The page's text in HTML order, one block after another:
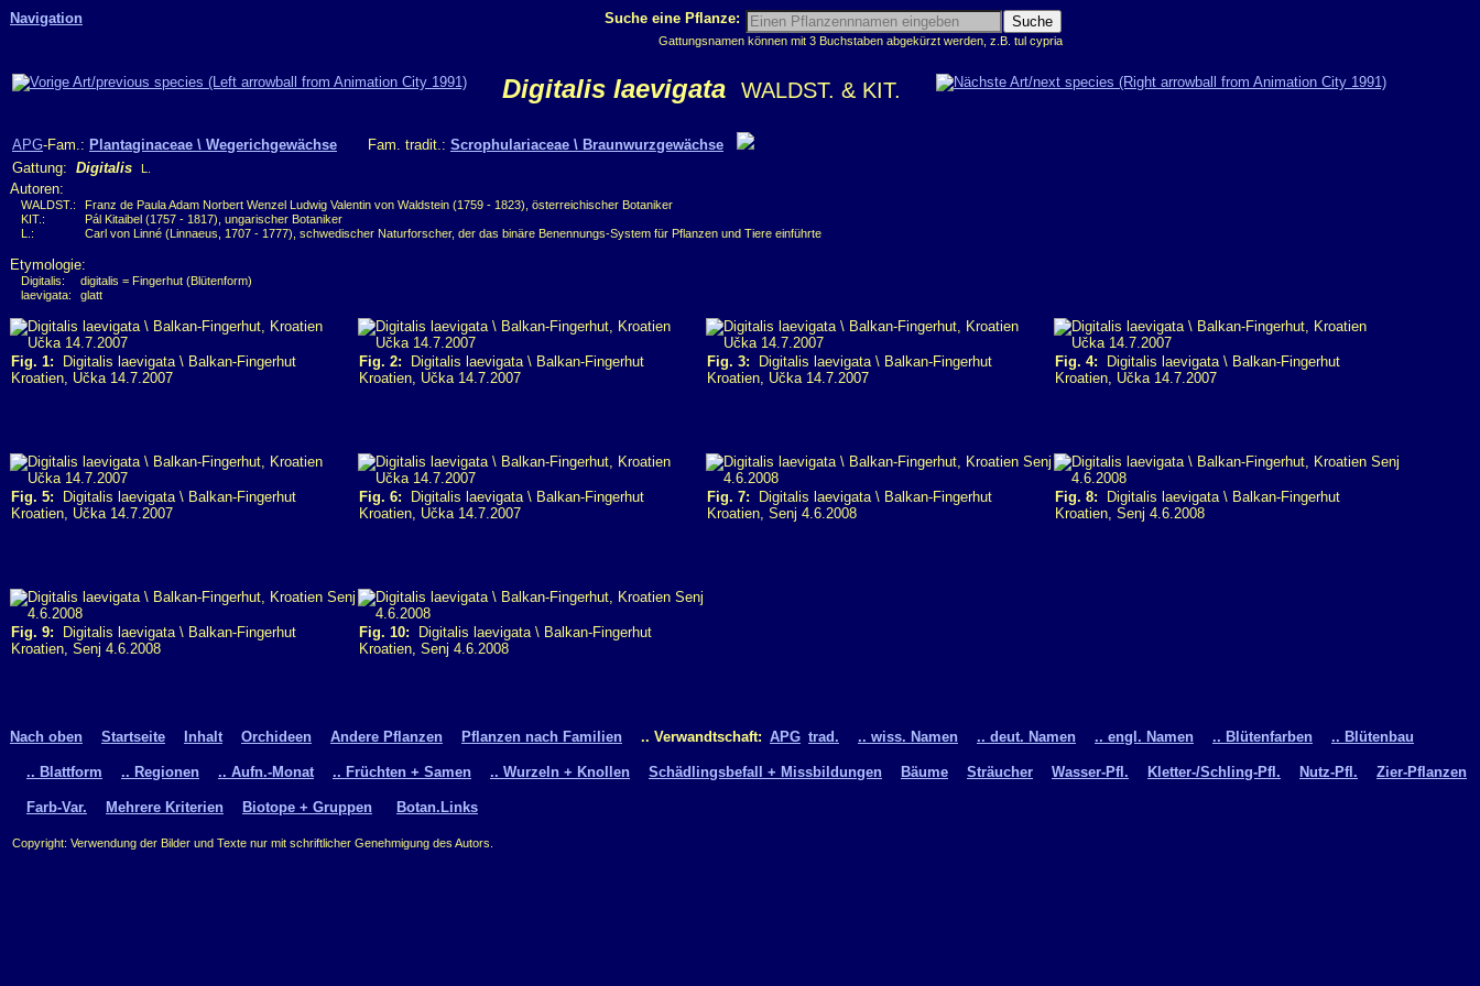
Navigation Suche eine Pflanze:
Gattungsnamen können mit 3 Buchstaben abgekürzt werden, z.B. tul cypria
Digitalis laevigata WALDST. & KIT.
APG-Fam.: Plantaginaceae \ Wegerichgewächse Fam. tradit.: Scrophulariaceae \ Braunwurzgewächse
Gattung: Digitalis L.
Autoren:
WALDST.:
Franz de Paula Adam Norbert Wenzel Ludwig Valentin von Waldstein (1759 - 1823), österreichischer Botaniker
KIT.:
Pál Kitaibel (1757 - 1817), ungarischer Botaniker
L.:
Carl von Linné (Linnaeus, 1707 - 1777), schwedischer Naturforscher, der das binäre Benennungs-System für Pflanzen und Tiere einführte
Etymologie:
Digitalis:
digitalis = Fingerhut (Blütenform)
laevigata:
glatt
Fig. 1: Digitalis laevigata \ Balkan-Fingerhut
Kroatien, Učka 14.7.2007
Fig. 2: Digitalis laevigata \ Balkan-Fingerhut
Kroatien, Učka 14.7.2007
Fig. 3: Digitalis laevigata \ Balkan-Fingerhut
Kroatien, Učka 14.7.2007
Fig. 4: Digitalis laevigata \ Balkan-Fingerhut
Kroatien, Učka 14.7.2007
Fig. 5: Digitalis laevigata \ Balkan-Fingerhut
Kroatien, Učka 14.7.2007
Fig. 6: Digitalis laevigata \ Balkan-Fingerhut
Kroatien, Učka 14.7.2007
Fig. 7: Digitalis laevigata \ Balkan-Fingerhut
Kroatien, Senj 4.6.2008
Fig. 8: Digitalis laevigata \ Balkan-Fingerhut
Kroatien, Senj 4.6.2008
Fig. 9: Digitalis laevigata \ Balkan-Fingerhut
Kroatien, Senj 4.6.2008
Fig. 10: Digitalis laevigata \ Balkan-Fingerhut
Kroatien, Senj 4.6.2008
Nach oben Startseite Inhalt Orchideen Andere Pflanzen Pflanzen nach Familien .. Verwandtschaft: APG trad. .. wiss. Namen .. deut. Namen .. engl. Namen .. Blütenfarben .. Blütenbau
.. Blattform .. Regionen .. Aufn.-Monat .. Früchten + Samen .. Wurzeln + Knollen Schädlingsbefall + Missbildungen Bäume Sträucher Wasser-Pfl. Kletter-/Schling-Pfl. Nutz-Pfl. Zier-Pflanzen
Farb-Var. Mehrere Kriterien Biotope + Gruppen Botan.Links
Copyright: Verwendung der Bilder und Texte nur mit schriftlicher Genehmigung des Autors.